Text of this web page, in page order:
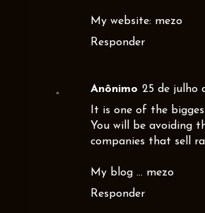
My website: mezo
Responder
Anônimo 25 de julho
It is one of the
You will be avoiding
companies that sell
My blog ... mezo
Responder